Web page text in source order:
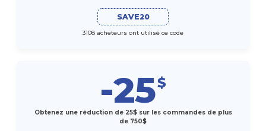
SAVE20
3108 acheteurs ont utilisé ce code
-25$
Obtenez une réduction de 25$ sur les commandes de plus
de 750$